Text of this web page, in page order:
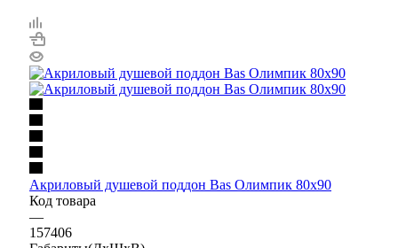
Акриловый душевой поддон Bas Олимпик 80х90
Код товара
—
157406